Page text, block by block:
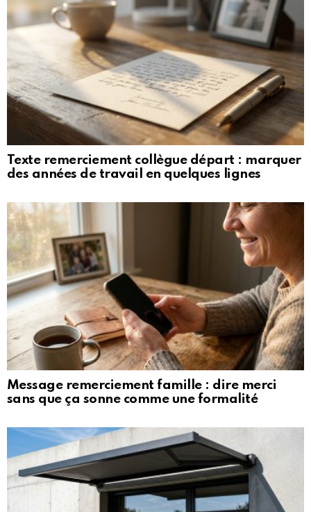
Texte remerciement collègue départ : marquer
des années de travail en quelques lignes
Message remerciement famille : dire merci
sans que ça sonne comme une formalité